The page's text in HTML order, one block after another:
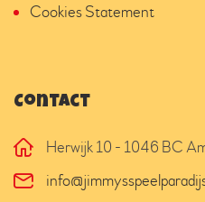
Cookies Statement
Contact
Herwijk 10 - 1046 BC